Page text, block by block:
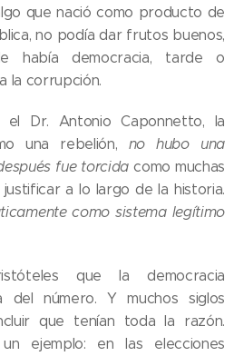
que nació como producto de
no podía dar frutos buenos,
había democracia, tarde o
la corrupción.
el Dr. Antonio Caponnetto, la
una rebelión, no hubo una
fue torcidacomo muchas
a lo largo de la historia.
como sistema legítimo
que la democracia
del número. Y muchos siglos
que tenían toda la razón.
ejemplo: en las elecciones